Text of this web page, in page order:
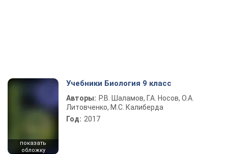
показать
обложку
Учебники Биология 9 класс
Авторы: Р.В. Шаламов, Г.А. Носов, О.А.
Литовченко, М.С. Калиберда
Год: 2017